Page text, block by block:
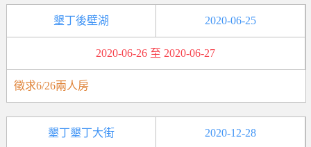
墾丁後壁湖 2020-06-25
2020-06-26 至 2020-06-27
徵求6/26兩人房
墾丁墾丁大街 2020-12-28